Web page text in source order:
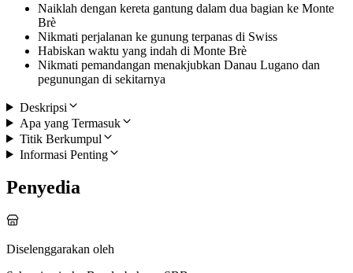
Naiklah dengan kereta gantung dalam dua bagian ke Monte
Brè
Nikmati perjalanan ke gunung terpanas di Swiss
Habiskan waktu yang indah di Monte Brè
Nikmati pemandangan menakjubkan Danau Lugano dan
pegunungan di sekitarnya
Deskripsi
Apa yang Termasuk
Titik Berkumpul
Informasi Penting
Penyedia
Diselenggarakan oleh